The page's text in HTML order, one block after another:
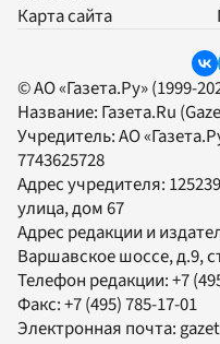
Карта сайта
© АО «Газета.Ру» (1999-
Название: Газета.Ru
Учредитель:АО
7743625728
Адрес учредителя:
улица, дом 67
Адрес редакции и
Варшавское шоссе, д.9,
Телефон редакции:+7
Факс:+7 (495) 785-17-01
Электронная почта: